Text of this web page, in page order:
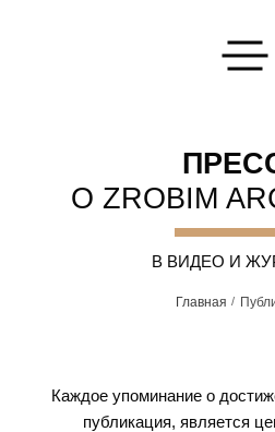
О ZROBIM
В ВИДЕО И
Главная
Каждое упоминание о
публикация, является
Напишите нам